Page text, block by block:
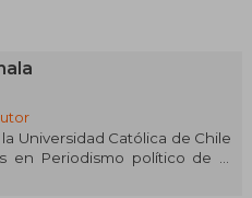
Universidad Católica de Chile
en Periodismo político de la
En 2018 cursó una